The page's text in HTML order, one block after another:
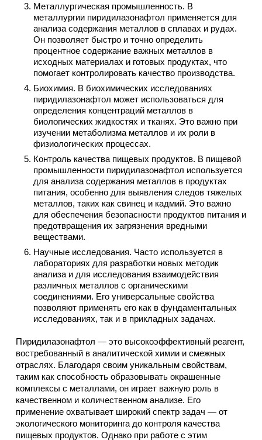
Металлургическая промышленность. В
металлургии пиридилазонафтол применяется для
анализа содержания металлов в сплавах и рудах.
Он позволяет быстро и точно определить
процентное содержание важных металлов в
исходных материалах и готовых продуктах, что
помогает контролировать качество производства.
Биохимия. В биохимических исследованиях
пиридилазонафтол может использоваться для
определения концентраций металлов в
биологических жидкостях и тканях. Это важно при
изучении метаболизма металлов и их роли в
физиологических процессах.
Контроль качества пищевых продуктов. В пищевой
промышленности пиридилазонафтол используется
для анализа содержания металлов в продуктах
питания, особенно для выявления следов тяжелых
металлов, таких как свинец и кадмий. Это важно
для обеспечения безопасности продуктов питания и
предотвращения их загрязнения вредными
веществами.
Научные исследования. Часто используется в
лабораториях для разработки новых методик
анализа и для исследования взаимодействия
различных металлов с органическими
соединениями. Его универсальные свойства
позволяют применять его как в фундаментальных
исследованиях, так и в прикладных задачах.
Пиридилазонафтол — это высокоэффективный реагент,
востребованный в аналитической химии и смежных
отраслях. Благодаря своим уникальным свойствам,
таким как способность образовывать окрашенные
комплексы с металлами, он играет важную роль в
качественном и количественном анализе. Его
применение охватывает широкий спектр задач — от
экологического мониторинга до контроля качества
пищевых продуктов. Однако при работе с этим